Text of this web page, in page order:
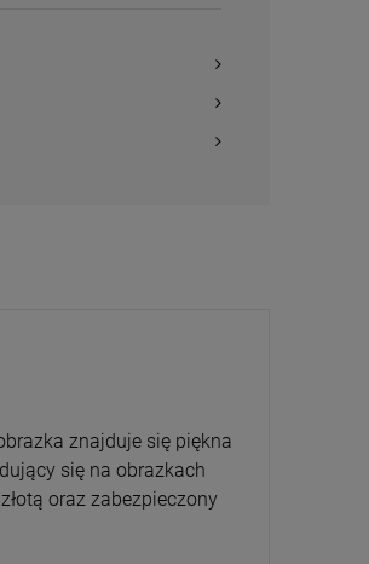
znajduje się piękna
się na obrazkach
oraz zabezpieczony